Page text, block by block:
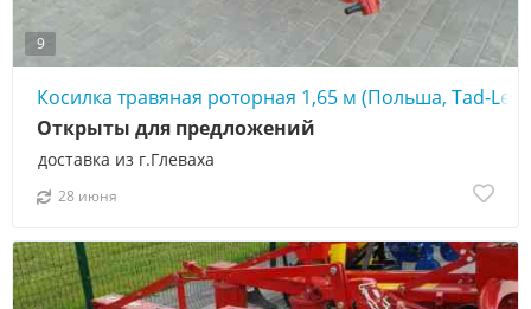
9
Косилка травяная роторная 1,65 м (Польша, Tad-Len)
доставка из г.Глеваха
Открыты для предложений
28 июня